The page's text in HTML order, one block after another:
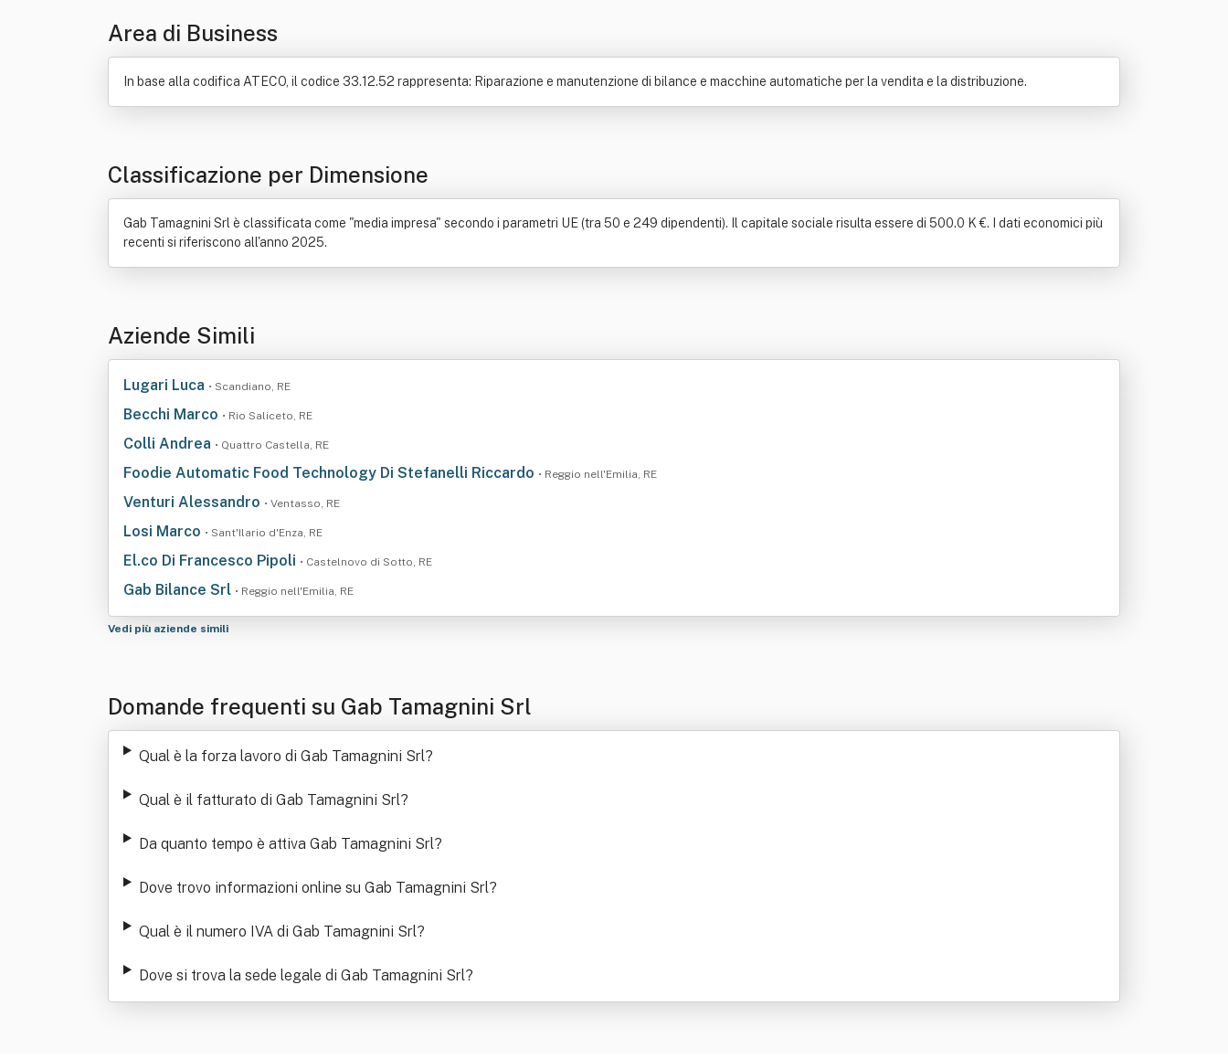
Area di Business
In base alla codifica ATECO, il codice 33.12.52 rappresenta: Riparazione e manutenzione di bilance e macchine automatiche per la vendita e la distribuzione.
Classificazione per Dimensione
Gab Tamagnini Srl è classificata come "media impresa" secondo i parametri UE (tra 50 e 249 dipendenti). Il capitale sociale risulta essere di 500.0 K €. I dati economici più
recenti si riferiscono all'anno 2025.
Aziende Simili
Lugari Luca • Scandiano, RE
Becchi Marco • Rio Saliceto, RE
Colli Andrea • Quattro Castella, RE
Foodie Automatic Food Technology Di Stefanelli Riccardo • Reggio nell'Emilia, RE
Venturi Alessandro • Ventasso, RE
Losi Marco • Sant'Ilario d'Enza, RE
El.co Di Francesco Pipoli • Castelnovo di Sotto, RE
Gab Bilance Srl • Reggio nell'Emilia, RE
Vedi più aziende simili
Domande frequenti su Gab Tamagnini Srl
Qual è la forza lavoro di Gab Tamagnini Srl?
Qual è il fatturato di Gab Tamagnini Srl?
Da quanto tempo è attiva Gab Tamagnini Srl?
Dove trovo informazioni online su Gab Tamagnini Srl?
Qual è il numero IVA di Gab Tamagnini Srl?
Dove si trova la sede legale di Gab Tamagnini Srl?